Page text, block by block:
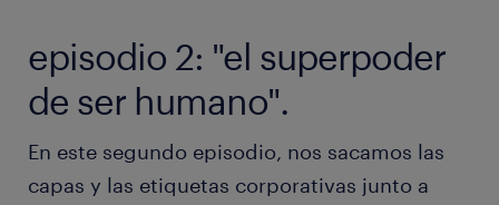
episodio 2: "el superpoder
de ser humano".
En este segundo episodio, nos sacamos las
capas y las etiquetas corporativas junto a